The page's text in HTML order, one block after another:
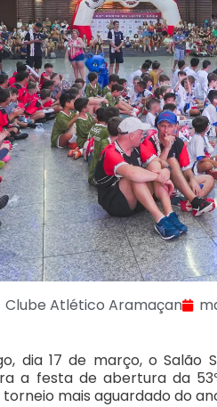
Clube Atlético Aramaçan
dia 17 de março, o
a festa de abertura da
mais aguardado do